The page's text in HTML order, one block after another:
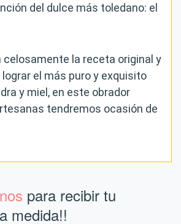
del dulce más toledano: el
celosamente la receta original y
el más puro y exquisito
y miel, en este obrador
tendremos ocasión de
para recibir tu
medida!!